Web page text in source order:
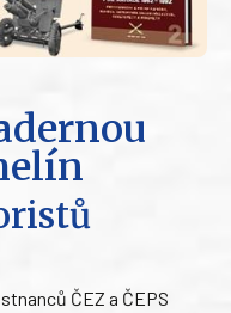
ČEZ a ČEPS